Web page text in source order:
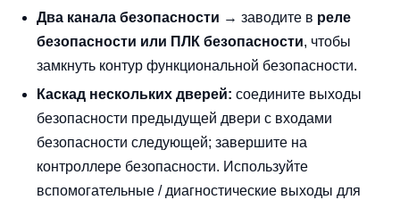
Два канала безопасности → заводите в реле
безопасности или ПЛК безопасности, чтобы
замкнуть контур функциональной безопасности.
Каскад нескольких дверей: соедините выходы
безопасности предыдущей двери с входами
безопасности следующей; завершите на
контроллере безопасности. Используйте
вспомогательные / диагностические выходы для